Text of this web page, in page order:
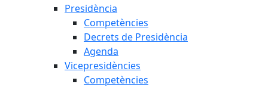
Presidència
Competències
Decrets de Presidència
Agenda
Vicepresidències
Competències